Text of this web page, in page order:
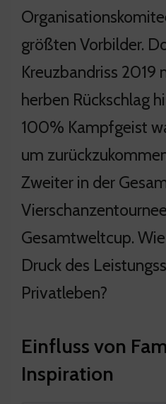
größten Vorbilder.
Kreuzbandriss 2019
herben Rückschlag
100% Kampfgeist
um
Zweiter in der
Gesamtweltcup.
Druck des
Privatleben?
Einfluss von
Inspiration